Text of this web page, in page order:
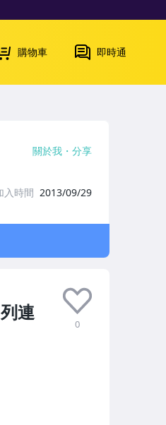
購物車 即時通
連
0
關於我 分享
入時間 2013/09/29